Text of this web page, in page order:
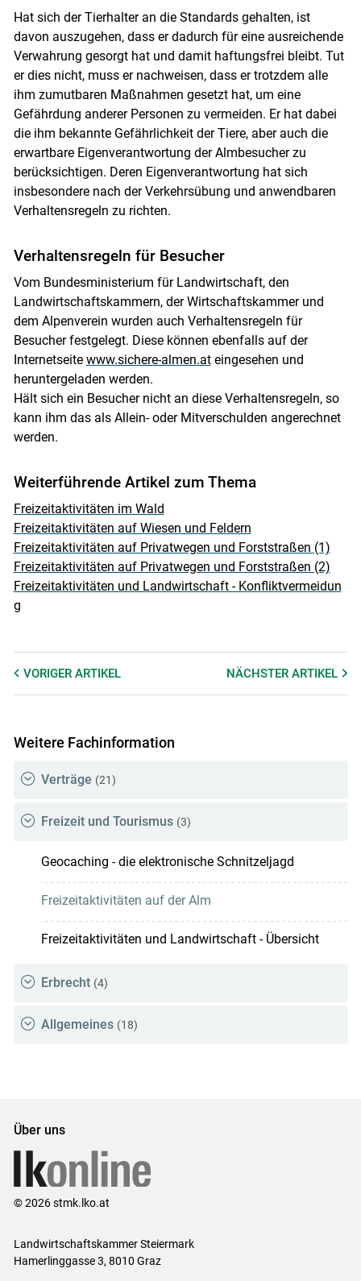
Hat sich der Tierhalter an die Standards gehalten, ist
davon auszugehen, dass er dadurch für eine ausreichende
Verwahrung gesorgt hat und damit haftungsfrei bleibt. Tut
er dies nicht, muss er nachweisen, dass er trotzdem alle
ihm zumutbaren Maßnahmen gesetzt hat, um eine
Gefährdung anderer Personen zu vermeiden. Er hat dabei
die ihm bekannte Gefährlichkeit der Tiere, aber auch die
erwartbare Eigenverantwortung der Almbesucher zu
berücksichtigen. Deren Eigenverantwortung hat sich
insbesondere nach der Verkehrsübung und anwendbaren
Verhaltensregeln zu richten.
Verhaltensregeln für Besucher
Vom Bundesministerium für Landwirtschaft, den
Landwirtschaftskammern, der Wirtschaftskammer und
dem Alpenverein wurden auch Verhaltensregeln für
Besucher festgelegt. Diese können ebenfalls auf der
Internetseite www.sichere-almen.ateingesehen und
heruntergeladen werden.
Hält sich ein Besucher nicht an diese Verhaltensregeln, so
kann ihm das als Allein- oder Mitverschulden angerechnet
werden.
Weiterführende Artikel zum Thema
Freizeitaktivitäten im Wald
Freizeitaktivitäten auf Wiesen und Feldern
Freizeitaktivitäten auf Privatwegen und Forststraßen (1)
Freizeitaktivitäten auf Privatwegen und Forststraßen (2)
Freizeitaktivitäten und Landwirtschaft - Konfliktvermeidun
g
VORIGER ARTIKEL NÄCHSTERARTIKEL
Weitere Fachinformation
Verträge (21)
Freizeit und Tourismus (3)
Geocaching - die elektronische Schnitzeljagd
Freizeitaktivitäten auf der Alm
Freizeitaktivitäten und Landwirtschaft - Übersicht
Erbrecht (4)
Allgemeines (18)
Über uns
© 2026 stmk.lko.at
Landwirtschaftskammer Steiermark
Hamerlinggasse 3, 8010 Graz